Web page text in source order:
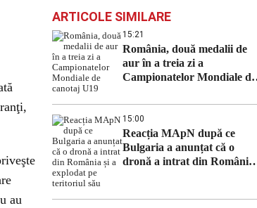
au
ARTICOLE SIMILARE
15:21
România, două medalii de
aur în a treia zi a
Campionatelor Mondiale de
15:00
Reacția MApN după ce
Bulgaria a anunțat că o
dronă a intrat din România